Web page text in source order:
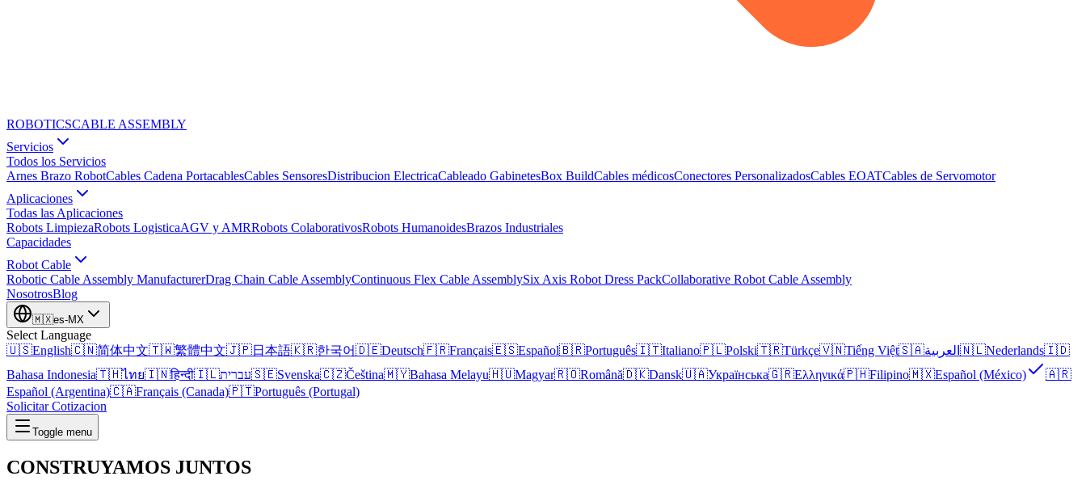
ROBOTICSCABLE ASSEMBLY
Servicios
Todos los Servicios
Arnes Brazo RobotCables Cadena PortacablesCables SensoresDistribucion ElectricaCableado GabinetesBox BuildCables médicosConectores PersonalizadosCables EOATCables de Servomotor
Aplicaciones
Todas las Aplicaciones
Robots LimpiezaRobots LogisticaAGV y AMRRobots ColaborativosRobots HumanoidesBrazos Industriales
Capacidades
Robot Cable
Robotic Cable Assembly ManufacturerDrag Chain Cable AssemblyContinuous Flex Cable AssemblySix Axis Robot Dress PackCollaborative Robot Cable Assembly
NosotrosBlog
🇲🇽es-MX
Select Language
🇺🇸English🇨🇳简体中文🇹🇼繁體中文🇯🇵日本語🇰🇷한국어🇩🇪Deutsch🇫🇷Français🇪🇸Español🇧🇷Português🇮🇹Italiano🇵🇱Polski🇹🇷Türkçe🇻🇳Tiếng Việt🇸🇦العربية 🇳🇱Nederlands🇮🇩
Bahasa Indonesia🇹🇭ไทย🇮🇳हिन्दी🇮🇱עברית🇸🇪Svenska🇨🇿Čeština🇲🇾Bahasa Melayu🇭🇺Magyar🇷🇴Română🇩🇰Dansk🇺🇦Українська🇬🇷Ελληνικά🇵🇭Filipino🇲🇽Español (México)
🇦🇷
Español (Argentina)🇨🇦Français (Canada)🇵🇹Português (Portugal)
Solicitar Cotizacion
Toggle menu
CONSTRUYAMOS JUNTOS